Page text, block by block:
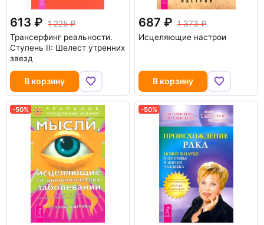
613
1 225
Трансерфинг реальности.
Ступень II: Шелест утренних
звезд
В корзину
687
1 373
Исцеляющие настрои
В корзину
-50% -50%